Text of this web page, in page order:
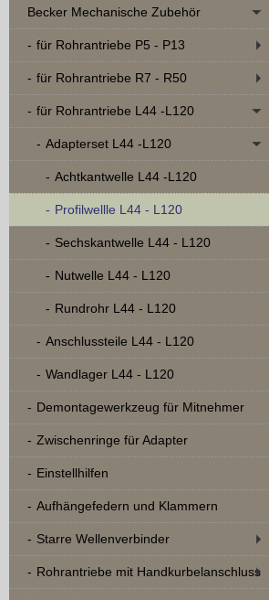
Becker Mechanische Zubehör
für Rohrantriebe P5 - P13
für Rohrantriebe R7 - R50
für Rohrantriebe L44 -L120
Adapterset L44 -L120
Achtkantwelle L44 -L120
Profilwellle L44 - L120
Sechskantwelle L44 - L120
Nutwelle L44 - L120
Rundrohr L44 - L120
Anschlussteile L44 - L120
Wandlager L44 - L120
Demontagewerkzeug für Mitnehmer
Zwischenringe für Adapter
Einstellhilfen
Aufhängefedern und Klammern
Starre Wellenverbinder
Rohrantriebe mit Handkurbelanschluss